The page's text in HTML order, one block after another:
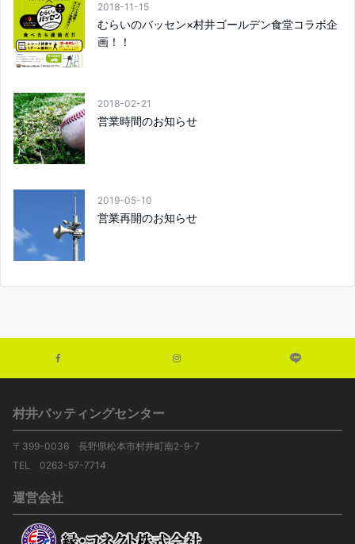
2018-11-15
むらいのバッセン×村井ゴールデン食堂コラボ企
画！！
2018-02-21
営業時間のお知らせ
2019-05-10
営業再開のお知らせ
村井バッティングセンター
〒399-0036 長野県松本市村井町南2-9-7
TEL 0263-57-7714
運営会社